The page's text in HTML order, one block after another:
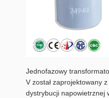
Jednofazowy
V został zaprojektowany
dystrybucji napowietrznej